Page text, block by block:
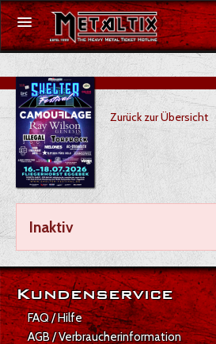
Konzerte
Festivals
Gutschein
Merchandise
DE
Anmelden
Zurück zur Übersicht
Inaktiv
Kundenservice
FAQ / Hilfe
AGB / Verbraucherinformation